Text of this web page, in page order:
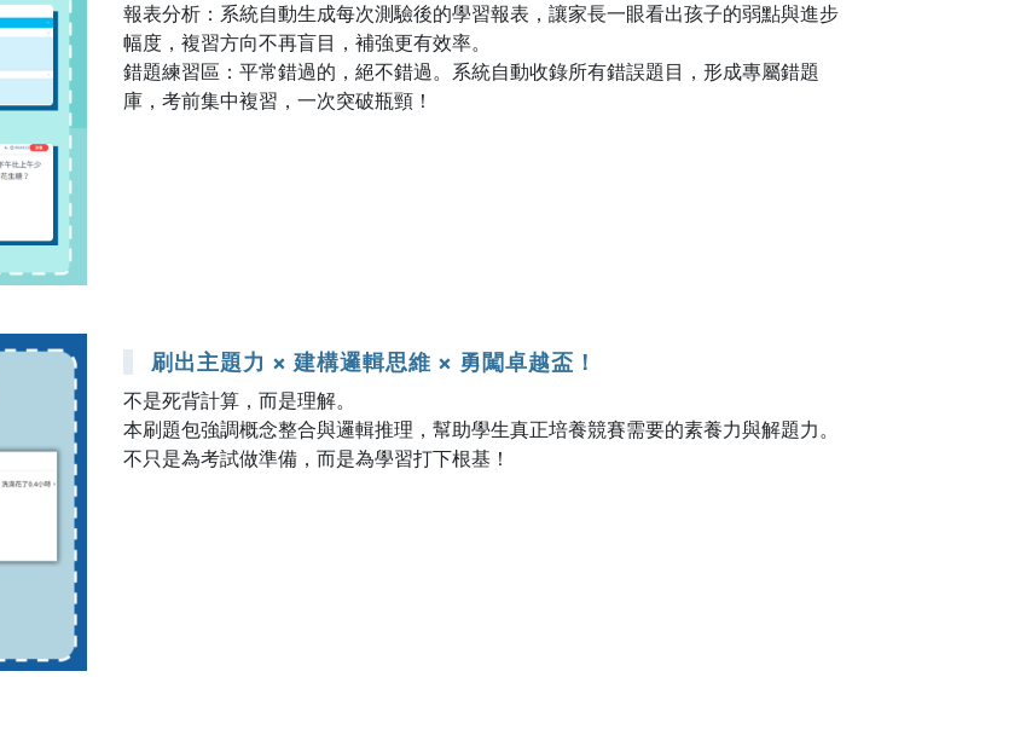
報表分析：系統自動生成每次測驗後的學習報表，讓家長一眼看出孩子的弱點與進步
幅度，複習方向不再盲目，補強更有效率。
錯題練習區：平常錯過的，絕不錯過。系統自動收錄所有錯誤題目，形成專屬錯題
庫，考前集中複習，一次突破瓶頸！
刷出主題力 × 建構邏輯思維 × 勇闖卓越盃！
不是死背計算，而是理解。
本刷題包強調概念整合與邏輯推理，幫助學生真正培養競賽需要的素養力與解題力。
不只是為考試做準備，而是為學習打下根基！